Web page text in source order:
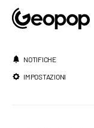
NOTIFICHE
IMPOSTAZIONI